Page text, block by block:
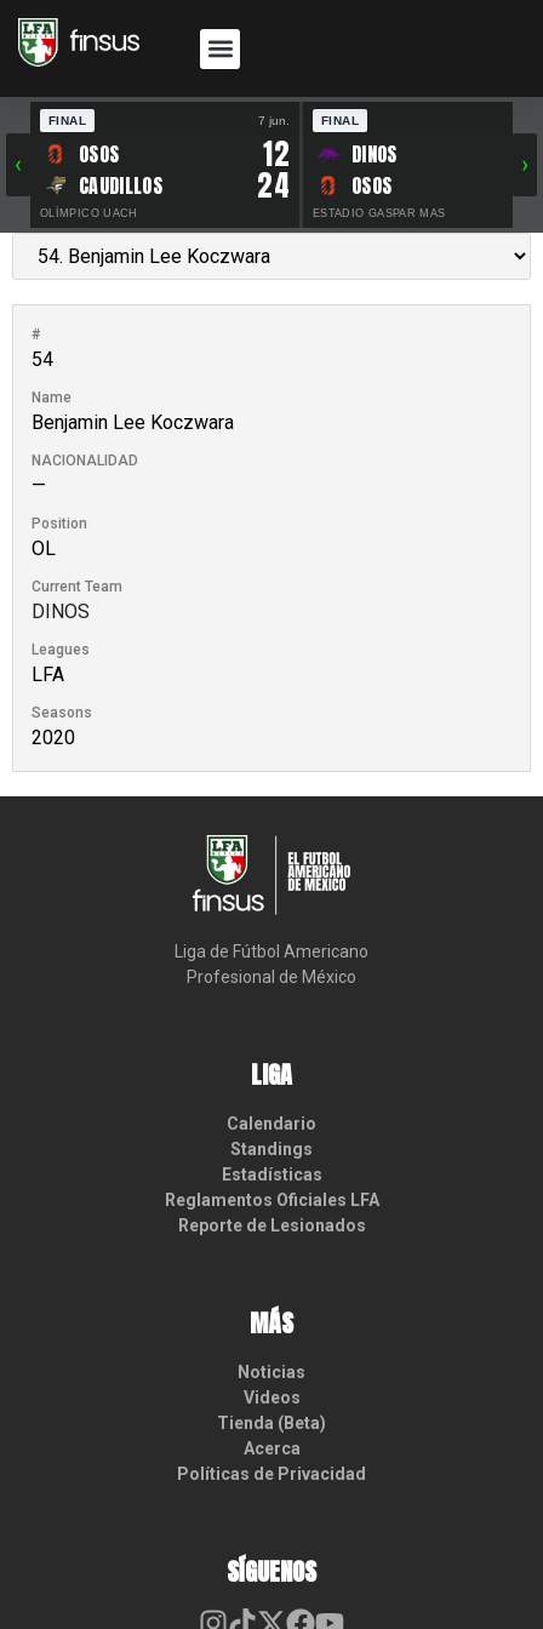
‹
FINAL 7 jun.
OSOS 12
CAUDILLOS 24
OLÍMPICO UACH
FINAL
DINOS
OSOS
ESTADIO GASPAR MAS
›
#
54
Name
Benjamin Lee Koczwara
NACIONALIDAD
—
Position
OL
Current Team
DINOS
Leagues
LFA
Seasons
2020
Liga de Fútbol Americano
Profesional de México
LIGA
Calendario
Standings
Estadísticas
Reglamentos Oficiales LFA
Reporte de Lesionados
MÁS
Noticias
Videos
Tienda (Beta)
Acerca
Políticas de Privacidad
SÍGUENOS